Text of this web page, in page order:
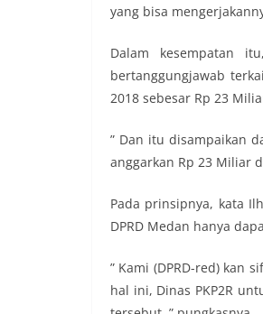
yang bisa
Dalam kesempatan
bertanggungjawab
2018 sebesar Rp 23
” Dan itu disampaikan
anggarkan Rp 23 Miliar
Pada prinsipnya, kata
DPRD Medan hanya
” Kami (DPRD-red) kan
hal ini, Dinas PKP2R